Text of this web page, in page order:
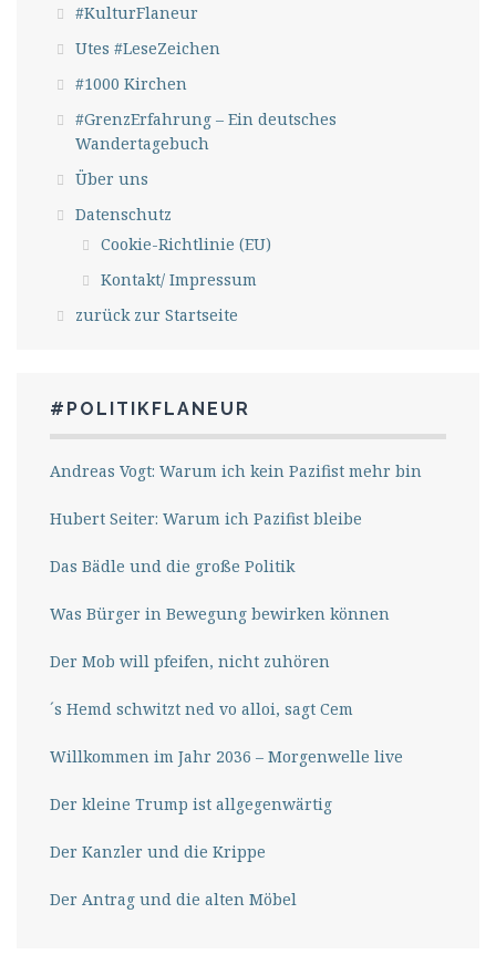
#KulturFlaneur
Utes #LeseZeichen
#1000 Kirchen
#GrenzErfahrung – Ein deutsches
Wandertagebuch
Über uns
Datenschutz
Cookie-Richtlinie (EU)
Kontakt/ Impressum
zurück zur Startseite
#POLITIKFLANEUR
Andreas Vogt: Warum ich kein Pazifist mehr bin
Hubert Seiter: Warum ich Pazifist bleibe
Das Bädle und die große Politik
Was Bürger in Bewegung bewirken können
Der Mob will pfeifen, nicht zuhören
´s Hemd schwitzt ned vo alloi, sagt Cem
Willkommen im Jahr 2036 – Morgenwelle live
Der kleine Trump ist allgegenwärtig
Der Kanzler und die Krippe
Der Antrag und die alten Möbel